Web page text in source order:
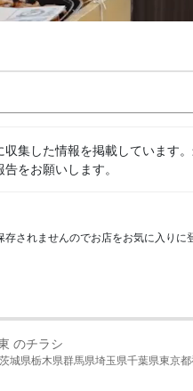
集した情報を掲載しています
告をお願いします。
されませんのでお店をお気に入りに
のチラシ
茨城県栃木県群馬県埼玉県千葉県東京都